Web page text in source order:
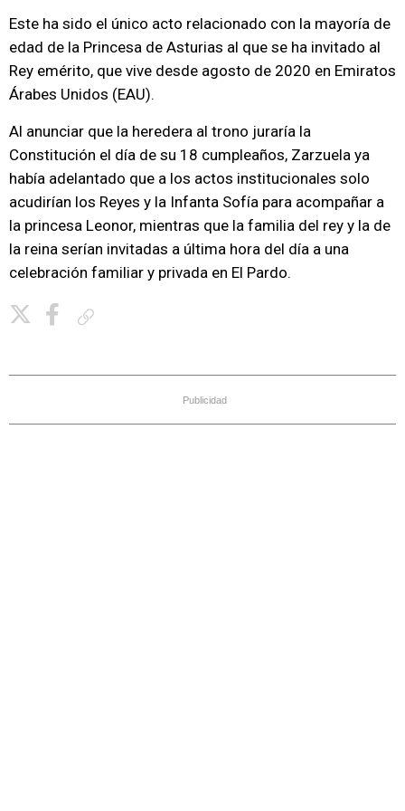
Este ha sido el único acto relacionado con la mayoría de
edad de la Princesa de Asturias al que se ha invitado al
Rey emérito, que vive desde agosto de 2020 en Emiratos
Árabes Unidos (EAU).
Al anunciar que la heredera al trono juraría la
Constitución el día de su 18 cumpleaños, Zarzuela ya
había adelantado que a los actos institucionales solo
acudirían los Reyes y la Infanta Sofía para acompañar a
la princesa Leonor, mientras que la familia del rey y la de
la reina serían invitadas a última hora del día a una
celebración familiar y privada en El Pardo.
Publicidad